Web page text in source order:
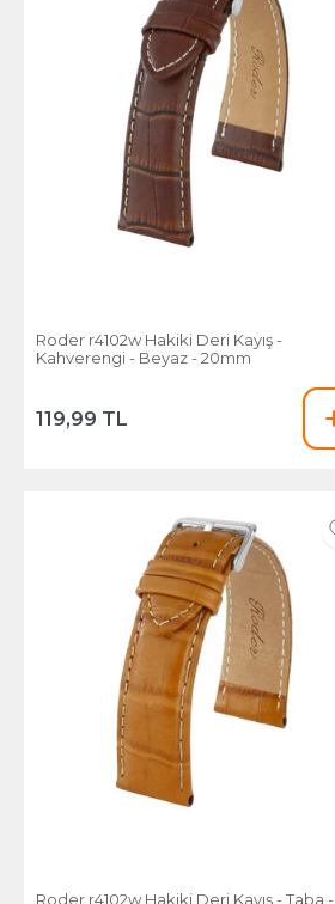
Roder r4102w Hakiki Deri Kayış -
Kahverengi - Beyaz - 20mm
119,99 TL
Roder r4102w Hakiki Deri Kayış - Taba -